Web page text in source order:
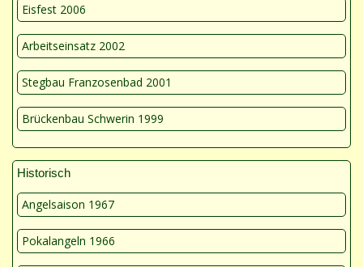
Eisfest 2006
Arbeitseinsatz 2002
Stegbau Franzosenbad 2001
Brückenbau Schwerin 1999
Historisch
Angelsaison 1967
Pokalangeln 1966